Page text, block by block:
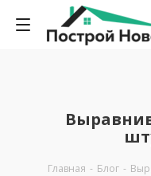
Главная - Блог -